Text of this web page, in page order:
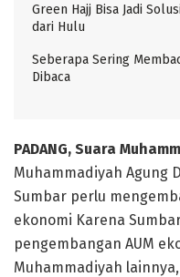
Green Hajj Bisa Jadi
dari Hulu
Seberapa Sering
Dibaca
PADANG, Suara
Muhammadiyah Agung
Sumbar perlu
ekonomi Karena
pengembangan AUM
Muhammadiyah